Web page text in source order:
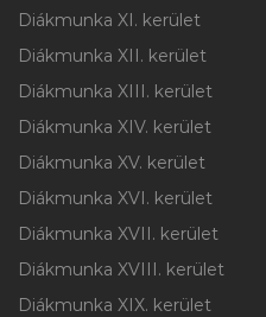
Diákmunka XI. kerület
Diákmunka XII. kerület
Diákmunka XIII. kerület
Diákmunka XIV. kerület
Diákmunka XV. kerület
Diákmunka XVI. kerület
Diákmunka XVII. kerület
Diákmunka XVIII. kerület
Diákmunka XIX. kerület